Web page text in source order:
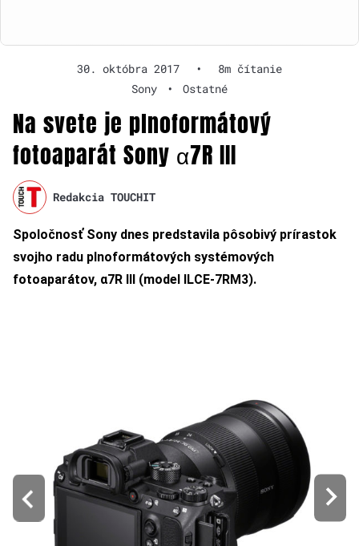
30. októbra 2017 •
8m čítanie
Sony
• Ostatné
Na svete je plnoformátový
fotoaparát Sony α7R III
Redakcia TOUCHIT
Spoločnosť Sony dnes predstavila pôsobivý prírastok
svojho radu plnoformátových systémových
fotoaparátov, α7R III (model ILCE-7RM3).